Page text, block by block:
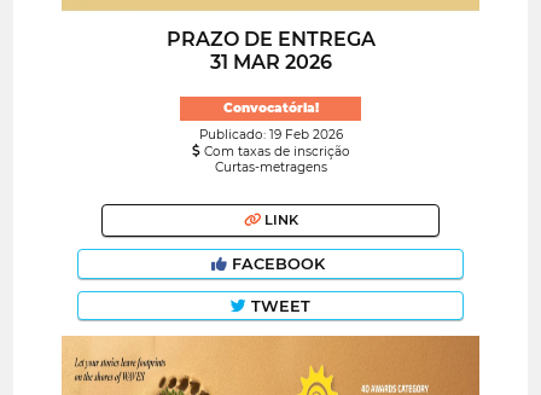
PRAZO DE ENTREGA
31 MAR 2026
Convocatória!
Publicado: 19 Feb 2026
Com taxas de inscrição
Curtas-metragens
LINK
FACEBOOK
TWEET